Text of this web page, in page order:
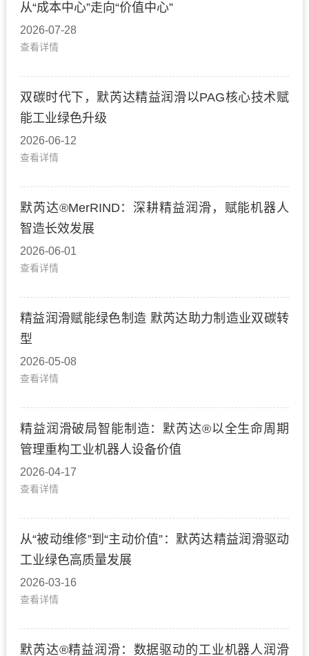
从“成本中心”走向“价值中心”
2026-07-28
查看详情
双碳时代下，默芮达精益润滑以PAG核心技术赋
能工业绿色升级
2026-06-12
查看详情
默芮达®MerRIND：深耕精益润滑，赋能机器人
智造长效发展
2026-06-01
查看详情
精益润滑赋能绿色制造 默芮达助力制造业双碳转
型
2026-05-08
查看详情
精益润滑破局智能制造：默芮达®以全生命周期
管理重构工业机器人设备价值
2026-04-17
查看详情
从“被动维修”到“主动价值”：默芮达精益润滑驱动
工业绿色高质量发展
2026-03-16
查看详情
默芮达®精益润滑：数据驱动的工业机器人润滑